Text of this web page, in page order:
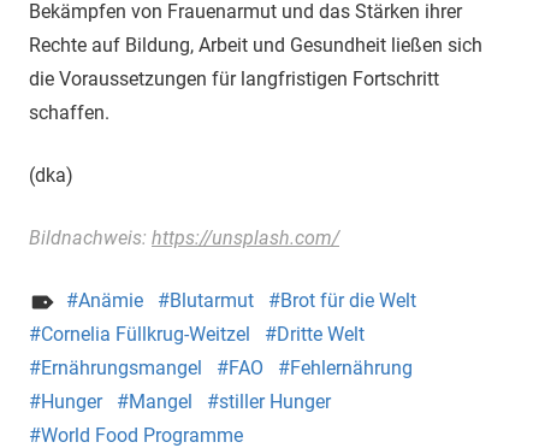
Bekämpfen von Frauenarmut und das Stärken ihrer
Rechte auf Bildung, Arbeit und Gesundheit ließen sich
die Voraussetzungen für langfristigen Fortschritt
schaffen.
(dka)
Bildnachweis: https://unsplash.com/
Anämie Blutarmut
Brot für die Welt
Cornelia Füllkrug-Weitzel
Dritte Welt
Ernährungsmangel
FAO
Fehlernährung
Hunger
Mangel
stiller Hunger
World Food Programme